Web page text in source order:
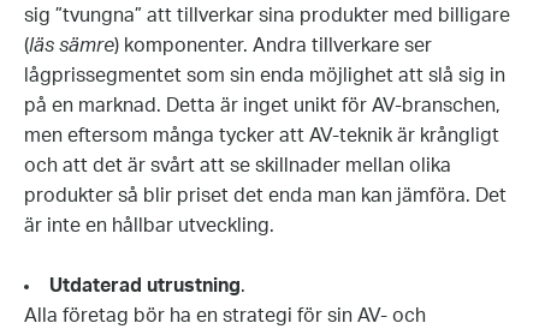
sig ”tvungna” att tillverkar sina produkter med billigare
(läs sämre) komponenter. Andra tillverkare ser
lågprissegmentet som sin enda möjlighet att slå sig in
på en marknad. Detta är inget unikt för AV-branschen,
men eftersom många tycker att AV-teknik är krångligt
och att det är svårt att se skillnader mellan olika
produkter så blir priset det enda man kan jämföra. Det
är inte en hållbar utveckling.
Utdaterad utrustning.
Alla företag bör ha en strategi för sin AV- och